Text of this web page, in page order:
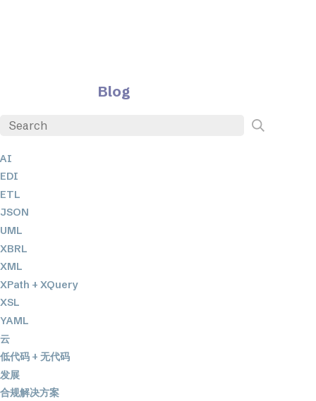
Blog
AI
EDI
ETL
JSON
UML
XBRL
XML
XPath + XQuery
XSL
YAML
云
低代码 + 无代码
发展
合规解决方案